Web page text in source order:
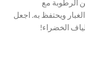
الرطوبة مع
ويحتفظ به. اجعل
الخضراء!